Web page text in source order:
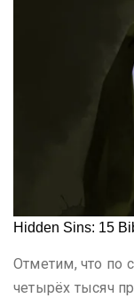
Отметим, что по
четырёх тысяч